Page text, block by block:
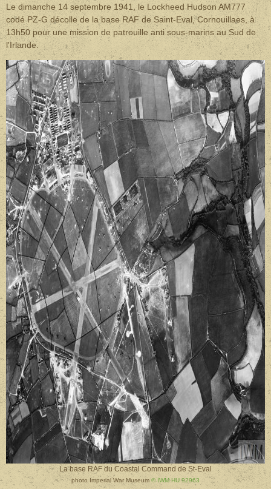
Le dimanche 14 septembre 1941, le Lockheed Hudson AM777
codé PZ-G décolle de la base RAF de Saint-Eval, Cornouillaes, à
13h50 pour une mission de patrouille anti sous-marins au Sud de
l'Irlande.
La base RAF du Coastal Command de St-Eval
photo Imperial War Museum © IWM HU 92963